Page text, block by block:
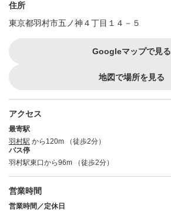
住所
東京都羽村市五ノ神４丁目１４－５
Googleマップで見る
地図で場所を見る
アクセス
最寄駅
羽村駅 から120m （徒歩2分）
バス停
羽村駅東口から96m （徒歩2分）
営業時間
営業時間／定休日